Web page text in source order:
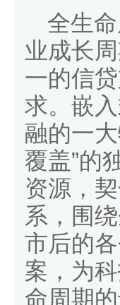
全生
业成长
一的信
求。嵌
融的一
覆盖”的
资源，
系，围
市后的
案，为
命周期